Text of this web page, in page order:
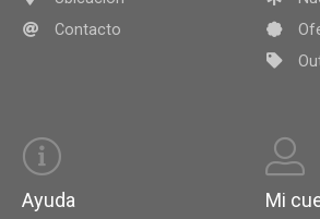
Contacto
Ayuda Mi